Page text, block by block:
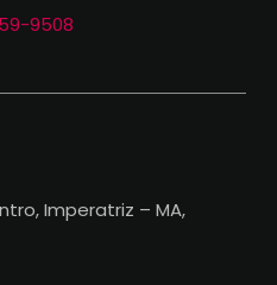
9508
Imperatriz – MA,